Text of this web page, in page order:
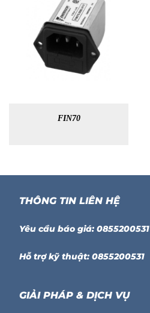
FIN70
THÔNG TIN LIÊN HỆ
Yêu cầu báo giá: 0855200531
Hỗ trợ kỹ thuật: 0855200531
GIẢI PHÁP & DỊCH VỤ